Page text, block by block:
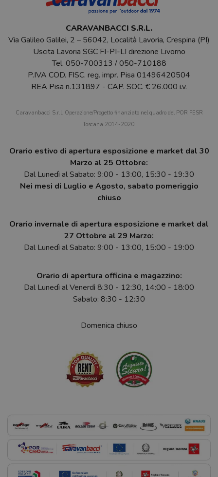
CARAVANBACCI S.R.L.
Via Galileo Galilei, 2 – 56042, Località Lavoria, Crespina (PI)
Uscita Lavoria SGC FI-PI-LI direzione Livorno
Tel. 050-700313 /050-710188
P.IVA COD. FISC. reg. impr. Pisa 01496420504
REA Pisa n.131897 - CAP. SOC. € 26.000 i.v.
Caravanbacci S.r.l. Operazione/Progetto finanziato nel quadro del POR FESR
Toscana 2014-2020.
Orario estivo di apertura esposizione e market dal 30
Marzo al 25 Ottobre:
Dal Lunedì al Sabato: 9:00 - 13:00, 15:30 - 19:30
Nei mesi di Luglio e Agosto, sabato pomeriggio
chiuso
Orario invernale di apertura esposizione e market dal
27 Ottobre al 29 Marzo:
Dal Lunedì al Sabato: 9:00 - 13:00, 15:00 - 19:00
Orario di apertura officina e magazzino:
Dal Lunedì al Venerdì 8:30 - 12:30, 14:00 - 18:00
Sabato: 8:30 - 12:30
Domenica chiuso